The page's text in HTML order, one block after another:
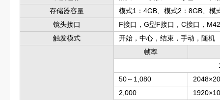
存储器容量
模式1：4GB、模式2：8GB、模
镜头接口
F接口，G型F接口，C接口，
触发模式
开始，中心，结束，手动，随机
帧率
50～1,080
2,000